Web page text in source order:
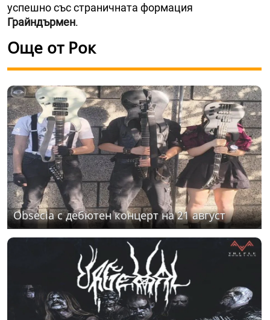
успешно със страничната формация
Грайндърмен.
Още от Рок
Obsecia с дебютен концерт на 21 август